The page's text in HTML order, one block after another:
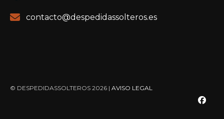
contacto@despedidassolteros.es
© DESPEDIDASSOLTEROS 2026 | AVISO LEGAL